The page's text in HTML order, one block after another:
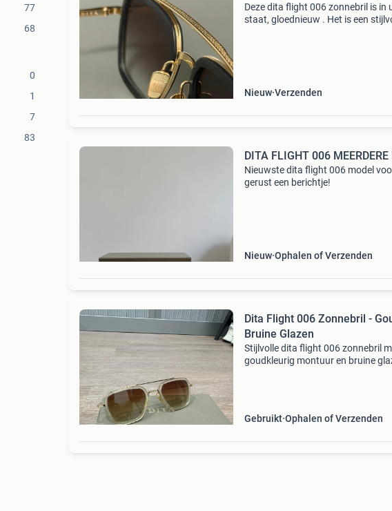
77
68
0
1
7
83
Deze dita flight 006 zonnebril is in
staat, gloednieuw . Het is een
Nieuw Verzenden
DITA FLIGHT 006 MEERDERE
Nieuwste dita flight 006 model
gerust een berichtje!
Nieuw Ophalen of Verzenden
Dita Flight 006 Zonnebril -
Bruine Glazen
Stijlvolle dita flight 006 zonnebril
goudkleurig montuur en bruine
Gebruikt Ophalen of Verzenden